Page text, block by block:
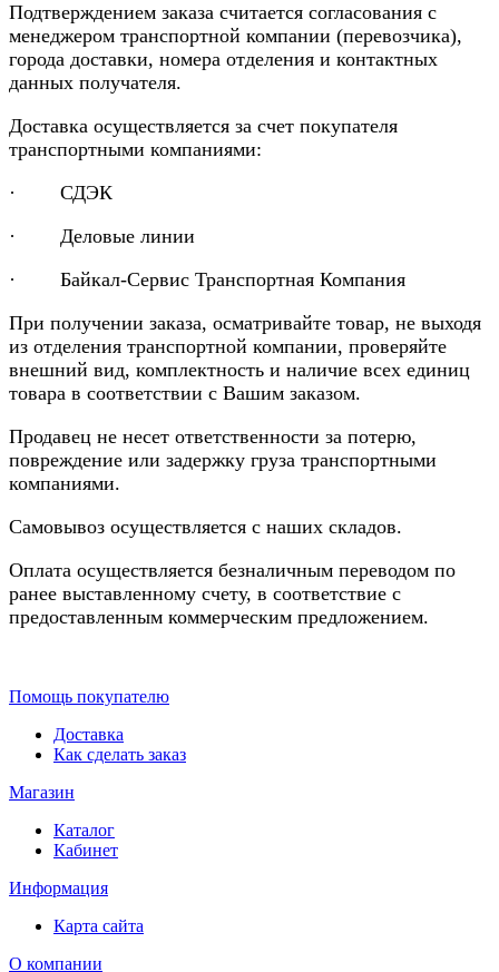
Подтверждением заказа считается согласования с
менеджером транспортной компании (перевозчика),
города доставки, номера отделения и контактных
данных получателя.
Доставка осуществляется за счет покупателя
транспортными компаниями:
· СДЭК
· Деловые линии
· Байкал-Сервис Транспортная Компания
При получении заказа, осматривайте товар, не выходя
из отделения транспортной компании, проверяйте
внешний вид, комплектность и наличие всех единиц
товара в соответствии с Вашим заказом.
Продавец не несет ответственности за потерю,
повреждение или задержку груза транспортными
компаниями.
Самовывоз осуществляется с наших складов.
Оплата осуществляется безналичным переводом по
ранее выставленному счету, в соответствие с
предоставленным коммерческим предложением.
Помощь покупателю
Доставка
Как сделать заказ
Магазин
Каталог
Кабинет
Информация
Карта сайта
О компании